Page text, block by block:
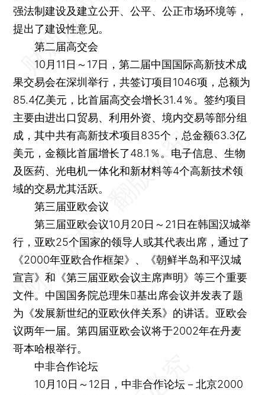
强法制建设及建立公开、公平、公正市场环境等，
提出了建设性意见。
第二届高交会
10月11日～17日，第二届中国国际高新技术成
果交易会在深圳举行，共签订项目1046项，总额为
85.4亿美元，比首届高交会增长31.4％。签约项目
主要由进出口贸易、利用外资、境内交易等部分组
成，其中共有高新技术项目835个，总金额63.3亿
美元，金额比首届增长了48.1％。电子信息、生物
及医药、光电机一体化和新材料等4个高新技术领
域的交易尤其活跃。
第三届亚欧会议
第三届亚欧会议10月20日～21日在韩国汉城举
行，亚欧25个国家的领导人或其代表出席，通过了
《2000年亚欧合作框架》、《朝鲜半岛和平汉城
宣言》和《第三届亚欧会议主席声明》等三个重要
文件。中国国务院总理朱基出席会议并发表了题
为《发展新世纪的亚欧伙伴关系》的讲话。亚欧会
议两年一届。第四届亚欧会议将于2002年在丹麦
哥本哈根举行。
中非合作论坛
10月10日～12日，中非合作论坛－北京2000